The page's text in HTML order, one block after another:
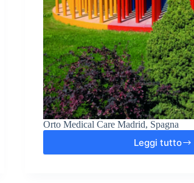
Orto Medical Care Madrid, Spagna
Leggi tutto
OMC